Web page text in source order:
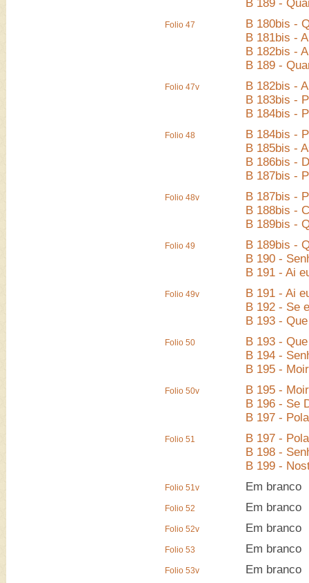
B 189 -
Folio 47
B 180bis -
B 181bis -
B 182bis -
B 189 -
Folio 47v
B 182bis -
B 183bis -
B 184bis -
Folio 48
B 184bis -
B 185bis -
B 186bis -
B 187bis -
Folio 48v
B 187bis -
B 188bis -
B 189bis -
Folio 49
B 189bis -
B 190 -
B 191 - Ai
Folio 49v
B 191 - Ai
B 192 - Se
B 193 -
Folio 50
B 193 -
B 194 -
B 195 -
Folio 50v
B 195 -
B 196 - Se
B 197 -
Folio 51
B 197 -
B 198 -
B 199 -
Folio 51v Em branco
Folio 52 Em branco
Folio 52v Em branco
Folio 53 Em branco
Folio 53v Em branco